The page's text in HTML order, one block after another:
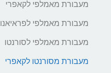
מעבורת מאמלפי לקאפרי
מעבורת מאמלפי לפראיאנו
מעבורת מאמלפי לסורנטו
מעבורת מסורנטו לקאפרי